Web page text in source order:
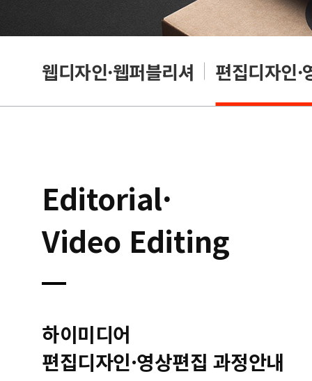
웹디자인·웹퍼블리셔 편집디자인·
Editorial·
Video Editing
하이미디어
편집디자인·영상편집 과정안내